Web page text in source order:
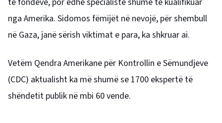
nga Amerika. Sidomos fëmijët në nevojë, për shembull
në Gaza, janë sërish viktimat e para, ka shkruar ai.
Vetëm Qendra Amerikane për Kontrollin e Sëmundjeve
(CDC) aktualisht ka më shumë se 1700 ekspertë të
shëndetit publik në mbi 60 vende.